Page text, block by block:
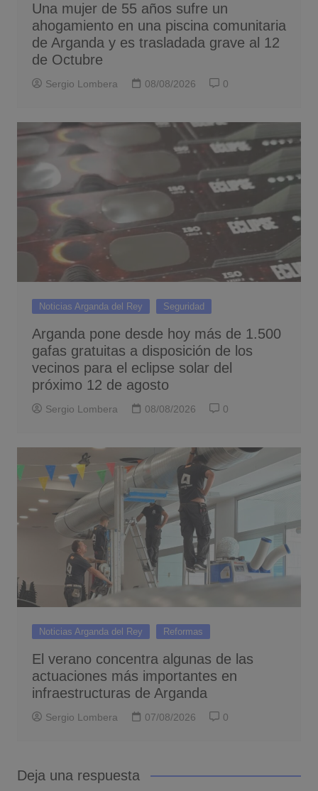
Una mujer de 55 años sufre un
ahogamiento en una piscina comunitaria
de Arganda y es trasladada grave al 12
de Octubre
Sergio Lombera 08/08/2026 0
Noticias Arganda del Rey Seguridad
Arganda pone desde hoy más de 1.500
gafas gratuitas a disposición de los
vecinos para el eclipse solar del
próximo 12 de agosto
Sergio Lombera 08/08/2026 0
Noticias Arganda del Rey Reformas
El verano concentra algunas de las
actuaciones más importantes en
infraestructuras de Arganda
Sergio Lombera 07/08/2026 0
Deja una respuesta